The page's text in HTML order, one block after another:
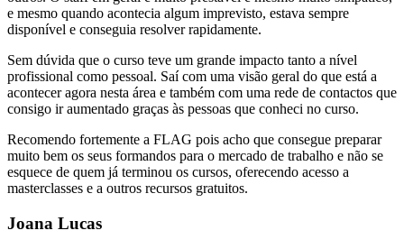
e mesmo quando acontecia algum imprevisto, estava sempre
disponível e conseguia resolver rapidamente.
Sem dúvida que o curso teve um grande impacto tanto a nível
profissional como pessoal. Saí com uma visão geral do que está a
acontecer agora nesta área e também com uma rede de contactos que
consigo ir aumentado graças às pessoas que conheci no curso.
Recomendo fortemente a FLAG pois acho que consegue preparar
muito bem os seus formandos para o mercado de trabalho e não se
esquece de quem já terminou os cursos, oferecendo acesso a
masterclasses e a outros recursos gratuitos.
Joana Lucas